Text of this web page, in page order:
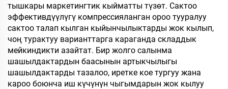
тышкары маркетингтик кыйматты түзөт. Сактоо
эффективдүүлүгү компрессияланган ороо тууралуу
сактоо талап кылган кыйынчылыктарды жок кылып,
чоң турактуу варианттарга караганда складдык
мейкиндикти азайтат. Бир жолго салынма
шашылдактардын баасынын артыкчылыгы
шашылдактарды тазалоо, иретке кое тургуу жана
кароо боюнча иш күчүнүн чыгымдарын жок кылуу